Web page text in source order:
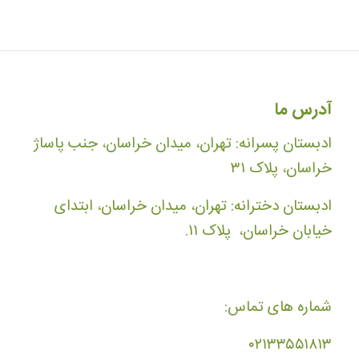
آدرس ما
ادبستان پسرانه: تهران، میدان خراسان، جنب پاساژ
خراسان، پلاک ۳۱
ادبستان دخترانه: تهران، میدان خراسان، ابتدای
خیابان خراسان، پلاک ۱۱.
شماره های تماس:
۰۲۱۳۳۵۵۱۸۱۳